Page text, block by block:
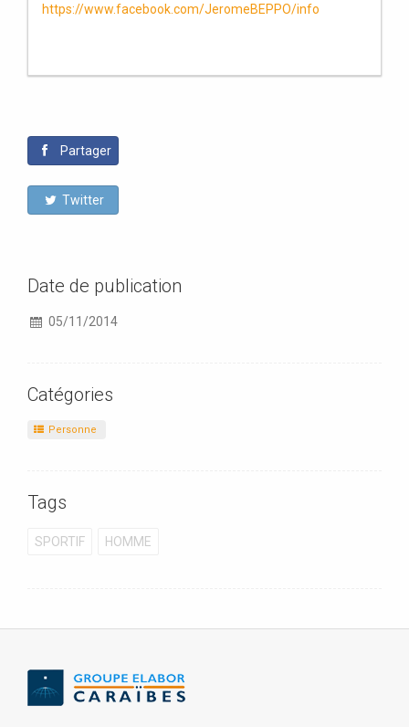
https://www.facebook.com/JeromeBEPPO/info
Partager
Twitter
Date de publication
05/11/2014
Catégories
Personne
Tags
SPORTIF HOMME